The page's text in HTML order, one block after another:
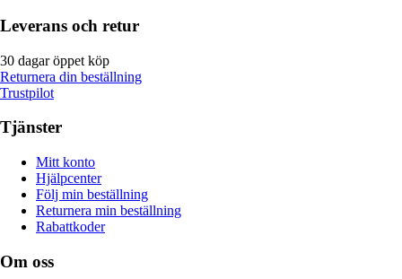
Leverans och retur
30 dagar öppet köp
Returnera din beställning
Trustpilot
Tjänster
Mitt konto
Hjälpcenter
Följ min beställning
Returnera min beställning
Rabattkoder
Om oss